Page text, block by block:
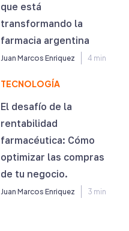
que está
transformando la
farmacia argentina
Juan Marcos Enriquez 4 min
TECNOLOGÍA
El desafío de la
rentabilidad
farmacéutica: Cómo
optimizar las compras
de tu negocio.
Juan Marcos Enriquez 3 min